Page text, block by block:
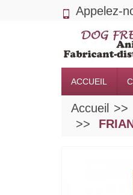
Appelez-
ACCUEIL
Accueil